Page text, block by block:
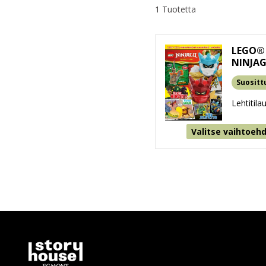
1 Tuotetta
LEGO®
Valitse